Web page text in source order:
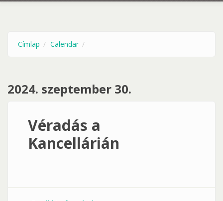
Címlap Calendar
2024. szeptember 30.
Véradás a
Kancellárián